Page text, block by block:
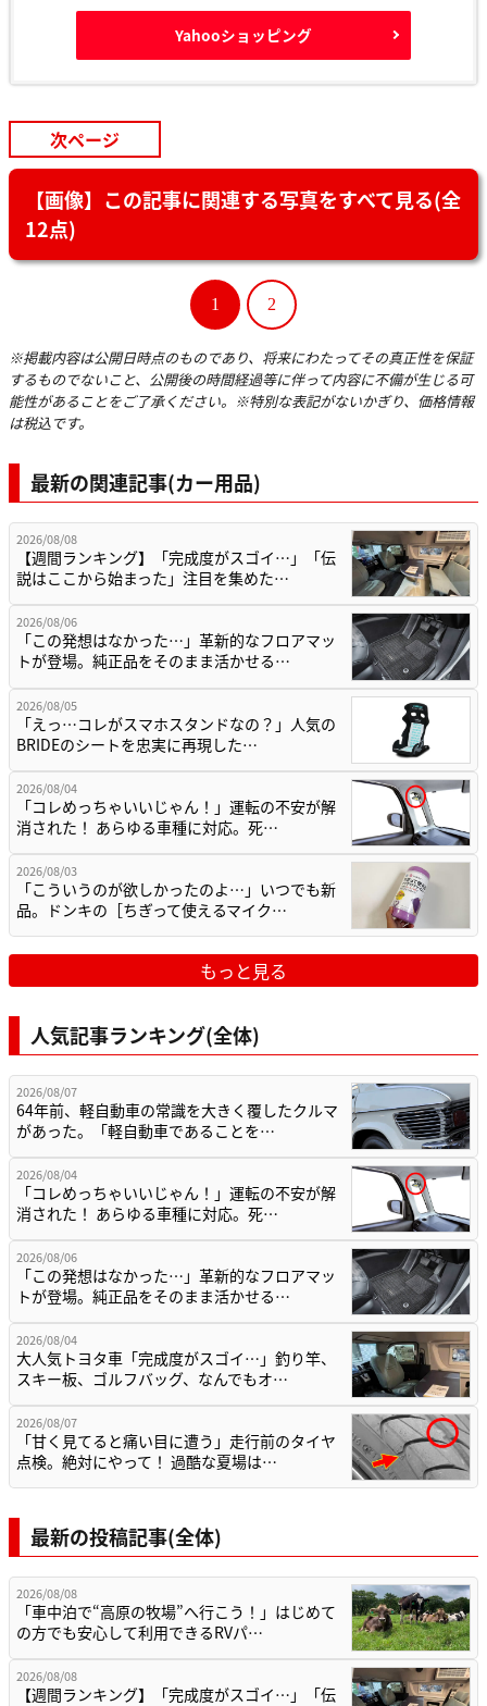
Yahooショッピング
次ページ
【画像】この記事に関連する写真をすべて見る(全
12点)
1 2
※掲載内容は公開日時点のものであり、将来にわたってその真正性を保証
するものでないこと、公開後の時間経過等に伴って内容に不備が生じる可
能性があることをご了承ください。※特別な表記がないかぎり、価格情報
は税込です。
最新の関連記事(カー用品)
2026/08/08
【週間ランキング】「完成度がスゴイ…」「伝
説はここから始まった」注目を集めた…
2026/08/06
「この発想はなかった…」革新的なフロアマッ
トが登場。純正品をそのまま活かせる…
2026/08/05
「えっ…コレがスマホスタンドなの？」人気の
BRIDEのシートを忠実に再現した…
2026/08/04
「コレめっちゃいいじゃん！」運転の不安が解
消された！ あらゆる車種に対応。死…
2026/08/03
「こういうのが欲しかったのよ…」いつでも新
品。ドンキの［ちぎって使えるマイク…
もっと見る
人気記事ランキング(全体)
2026/08/07
64年前、軽自動車の常識を大きく覆したクルマ
があった。「軽自動車であることを…
2026/08/04
「コレめっちゃいいじゃん！」運転の不安が解
消された！ あらゆる車種に対応。死…
2026/08/06
「この発想はなかった…」革新的なフロアマッ
トが登場。純正品をそのまま活かせる…
2026/08/04
大人気トヨタ車「完成度がスゴイ…」釣り竿、
スキー板、ゴルフバッグ、なんでもオ…
2026/08/07
「甘く見てると痛い目に遭う」走行前のタイヤ
点検。絶対にやって！ 過酷な夏場は…
最新の投稿記事(全体)
2026/08/08
「車中泊で“高原の牧場”へ行こう！」はじめて
の方でも安心して利用できるRVパ…
2026/08/08
【週間ランキング】「完成度がスゴイ…」「伝